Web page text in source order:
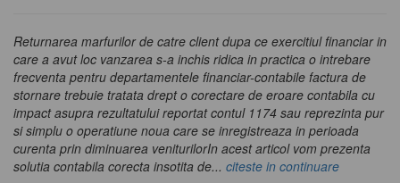
Returnarea marfurilor de catre client dupa ce exercitiul financiar in
care a avut loc vanzarea s-a inchis ridica in practica o intrebare
frecventa pentru departamentele financiar-contabile factura de
stornare trebuie tratata drept o corectare de eroare contabila cu
impact asupra rezultatului reportat contul 1174 sau reprezinta pur
si simplu o operatiune noua care se inregistreaza in perioada
curenta prin diminuarea veniturilorIn acest articol vom prezenta
solutia contabila corecta insotita de... citeste in continuare